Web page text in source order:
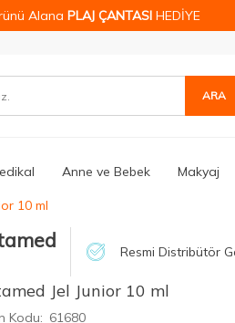
Alana PLAJ ÇANTASI HEDİYE
ARA
Anne ve Bebek Makyaj
10 ml
Resmi Distribütör
Jel Junior 10 ml
Kodu: 61680